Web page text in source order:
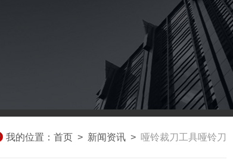
我的位置： 首页 > 新闻资讯 > 哑铃裁刀工具哑铃刀